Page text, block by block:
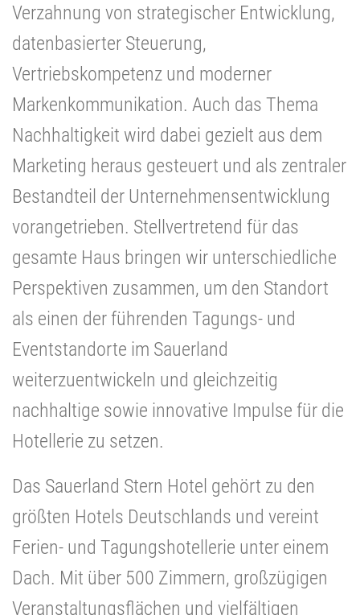
Verzahnung von strategischer Entwicklung,
datenbasierter Steuerung,
Vertriebskompetenz und moderner
Markenkommunikation. Auch das Thema
Nachhaltigkeit wird dabei gezielt aus dem
Marketing heraus gesteuert und als zentraler
Bestandteil der Unternehmensentwicklung
vorangetrieben. Stellvertretend für das
gesamte Haus bringen wir unterschiedliche
Perspektiven zusammen, um den Standort
als einen der führenden Tagungs- und
Eventstandorte im Sauerland
weiterzuentwickeln und gleichzeitig
nachhaltige sowie innovative Impulse für die
Hotellerie zu setzen.
Das Sauerland Stern Hotel gehört zu den
größten Hotels Deutschlands und vereint
Ferien- und Tagungshotellerie unter einem
Dach. Mit über 500 Zimmern, großzügigen
Veranstaltungsflächen und vielfältigen